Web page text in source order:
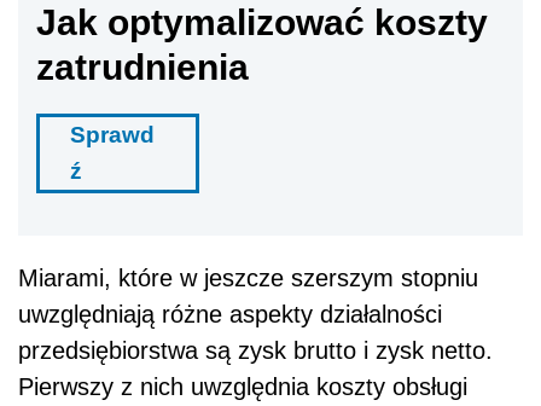
Jak optymalizować koszty
zatrudnienia
Sprawd
ź
Miarami, które w jeszcze szerszym stopniu
uwzględniają różne aspekty działalności
przedsiębiorstwa są zysk brutto i zysk netto.
Pierwszy z nich uwzględnia koszty obsługi